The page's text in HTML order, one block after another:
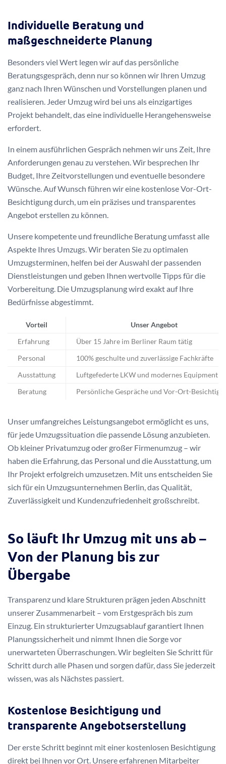
Individuelle Beratung und
maßgeschneiderte Planung
Besonders viel Wert legen wir auf das persönliche
Beratungsgespräch, denn nur so können wir Ihren Umzug
ganz nach Ihren Wünschen und Vorstellungen planen und
realisieren. Jeder Umzug wird bei uns als einzigartiges
Projekt behandelt, das eine individuelle Herangehensweise
erfordert.
In einem ausführlichen Gespräch nehmen wir uns Zeit, Ihre
Anforderungen genau zu verstehen. Wir besprechen Ihr
Budget, Ihre Zeitvorstellungen und eventuelle besondere
Wünsche. Auf Wunsch führen wir eine kostenlose Vor-Ort-
Besichtigung durch, um ein präzises und transparentes
Angebot erstellen zu können.
Unsere kompetente und freundliche Beratung umfasst alle
Aspekte Ihres Umzugs. Wir beraten Sie zu optimalen
Umzugsterminen, helfen bei der Auswahl der passenden
Dienstleistungen und geben Ihnen wertvolle Tipps für die
Vorbereitung. Die Umzugsplanung wird exakt auf Ihre
Bedürfnisse abgestimmt.
Vorteil Unser Angebot
Erfahrung Über 15 Jahre im Berliner Raum tätig
Personal 100% geschulte und zuverlässige Fachkräfte
Ausstattung Luftgefederte LKW und modernes Equipment
Beratung Persönliche Gespräche und Vor-Ort-
Unser umfangreiches Leistungsangebot ermöglicht es uns,
für jede Umzugssituation die passende Lösung anzubieten.
Ob kleiner Privatumzug oder großer Firmenumzug – wir
haben die Erfahrung, das Personal und die Ausstattung, um
Ihr Projekt erfolgreich umzusetzen. Mit uns entscheiden Sie
sich für ein Umzugsunternehmen Berlin, das Qualität,
Zuverlässigkeit und Kundenzufriedenheit großschreibt.
So läuft Ihr Umzug mit uns ab –
Von der Planung bis zur
Übergabe
Transparenz und klare Strukturen prägen jeden Abschnitt
unserer Zusammenarbeit – vom Erstgespräch bis zum
Einzug. Ein strukturierter Umzugsablauf garantiert Ihnen
Planungssicherheit und nimmt Ihnen die Sorge vor
unerwarteten Überraschungen. Wir begleiten Sie Schritt für
Schritt durch alle Phasen und sorgen dafür, dass Sie jederzeit
wissen, was als Nächstes passiert.
Kostenlose Besichtigung und
transparente Angebotserstellung
Der erste Schritt beginnt mit einer kostenlosen Besichtigung
direkt bei Ihnen vor Ort. Unsere erfahrenen Mitarbeiter